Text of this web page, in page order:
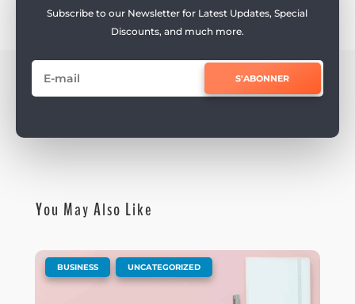
Subscribe to our Newsletter for Latest Updates, Special
Discounts, and much more.
S'ABONNER
You May Also Like
BUSINESS UNCATEGORIZED